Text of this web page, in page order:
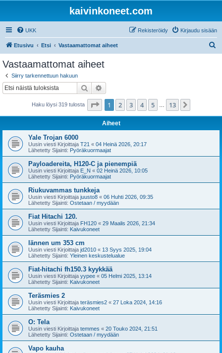
kaivinkoneet.com
UKK Kirjaudu sisään
Rekisteröidy
Etusivu Etsi Vastaamattomat aiheet
Vastaamattomat aiheet
Siirry tarkennettuun hakuun
Etsi
Haku löysi 319 tulosta Sivu /13
1 2 3 4 5 13
Aiheet
Yale Trojan 6000
Uusin viesti Kirjoittaja T21 « 04 Heinä 2026, 20:17
Lähetetty Sijainti: Pyöräkuormaajat
Payloadereita, H120-C ja pienempiä
Uusin viesti Kirjoittaja E_N « 02 Heinä 2026, 10:05
Lähetetty Sijainti: Pyöräkuormaajat
Riukuvammas tunkkeja
Uusin viesti Kirjoittaja juusto8 « 06 Huhti 2026, 09:35
Lähetetty Sijainti: Ostetaan / myydään
Fiat Hitachi 120.
Uusin viesti Kirjoittaja FH120 « 29 Maalis 2026, 21:34
Lähetetty Sijainti: Kaivukoneet
lännen um 353 cm
Uusin viesti Kirjoittaja jd2010 « 13 Syys 2025, 19:04
Lähetetty Sijainti: Yleinen keskustelualue
Fiat-hitachi fh150.3 kyykkää
Uusin viesti Kirjoittaja yypee « 05 Helmi 2025, 13:14
Lähetetty Sijainti: Kaivukoneet
Teräsmies 2
Uusin viesti Kirjoittaja teräsmies2 « 27 Loka 2024, 14:16
Lähetetty Sijainti: Kaivukoneet
O: Tela
Uusin viesti Kirjoittaja temmes « 20 Touko 2024, 21:51
Lähetetty Sijainti: Ostetaan / myydään
Vapo kauha